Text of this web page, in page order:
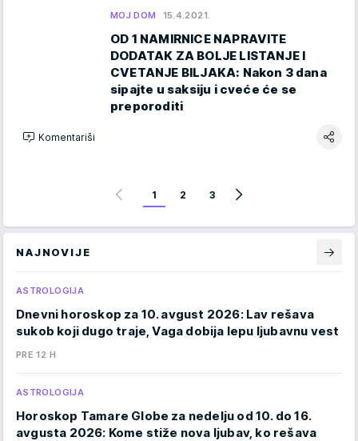
MOJ DOM 15.4.2021.
OD 1 NAMIRNICE NAPRAVITE
DODATAK ZA BOLJE LISTANJE I
CVETANJE BILJAKA: Nakon 3 dana
sipajte u saksiju i cveće će se
preporoditi
Komentariši
1 2 3
NAJNOVIJE
ASTROLOGIJA
Dnevni horoskop za 10. avgust 2026: Lav rešava
sukob koji dugo traje, Vaga dobija lepu ljubavnu vest
PRE 12 H
ASTROLOGIJA
Horoskop Tamare Globe za nedelju od 10. do 16.
avgusta 2026: Kome stiže nova ljubav, ko rešava